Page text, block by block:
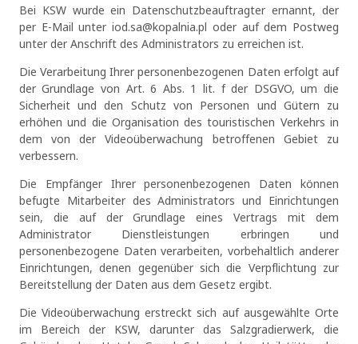
Bei KSW wurde ein Datenschutzbeauftragter ernannt, der
per E-Mail unter iod.sa@kopalnia.pl oder auf dem Postweg
unter der Anschrift des Administrators zu erreichen ist.
Die Verarbeitung Ihrer personenbezogenen Daten erfolgt auf
der Grundlage von Art. 6 Abs. 1 lit. f der DSGVO, um die
Sicherheit und den Schutz von Personen und Gütern zu
erhöhen und die Organisation des touristischen Verkehrs in
dem von der Videoüberwachung betroffenen Gebiet zu
verbessern.
Die Empfänger Ihrer personenbezogenen Daten können
befugte Mitarbeiter des Administrators und Einrichtungen
sein, die auf der Grundlage eines Vertrags mit dem
Administrator Dienstleistungen erbringen und
personenbezogene Daten verarbeiten, vorbehaltlich anderer
Einrichtungen, denen gegenüber sich die Verpflichtung zur
Bereitstellung der Daten aus dem Gesetz ergibt.
Die Videoüberwachung erstreckt sich auf ausgewählte Orte
im Bereich der KSW, darunter das Salzgradierwerk, die